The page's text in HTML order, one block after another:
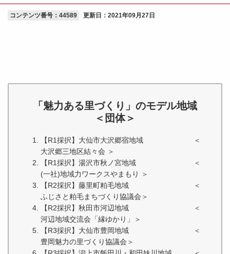
コンテンツ番号：44589 更新日： 2021年09月27日
「魅力ある里づくり」のモデル地域
＜団体＞
【R1採択】大仙市大沢郷宿地域 ＜
大沢郷三地区結々会 ＞
【R1採択】湯沢市秋ノ宮地域 ＜
(一社)地域力ワークスやまもり ＞
【R2採択】藤里町粕毛地域 ＜
ふじさと粕毛まちづくり協議会＞
【R2採択】秋田市河辺地域 ＜
河辺地域交流会「縁ゆかり」＞
【R3採択】大仙市豊岡地域 ＜
豊岡魅力の里づくり協議会＞